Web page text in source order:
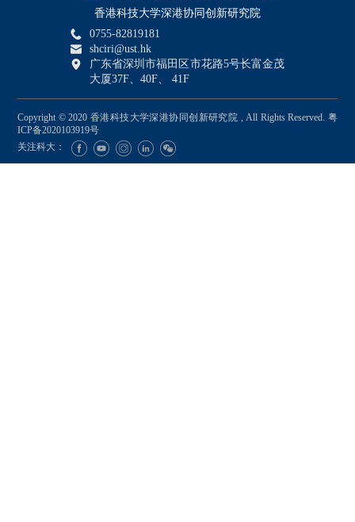
香港科技大学深港协同创新研究院
0755-82819181
shciri@ust.hk
广东省深圳市福田区市花路5号长富金茂
大厦37F、40F、 41F
Copyright © 2020 香港科技大学深港协同创新研究院 , All Rights Reserved. 粤
ICP备2020103919号
关注科大：